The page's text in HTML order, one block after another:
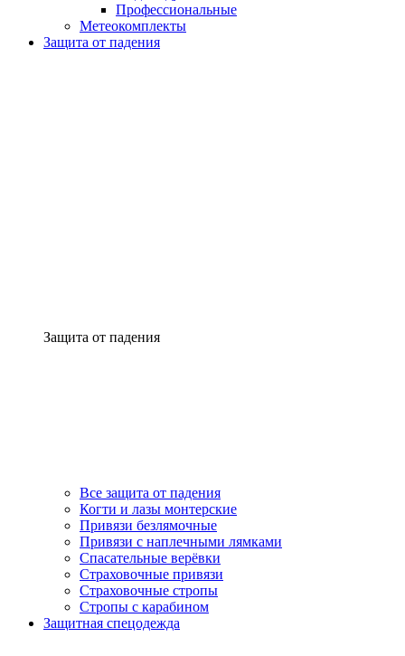
Профессиональные
Метеокомплекты
Защита от падения
Защита от падения
Все защита от падения
Когти и лазы монтерские
Привязи безлямочные
Привязи с наплечными лямками
Спасательные верёвки
Страховочные привязи
Страховочные стропы
Стропы с карабином
Защитная спецодежда